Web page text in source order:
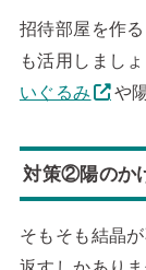
招待部屋を作
も活用しまし
いぐるみ
や
対策②陽のか
そもそも結晶